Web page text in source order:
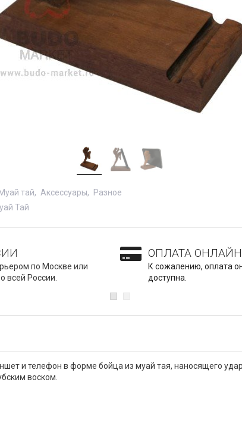
тай Аксессуары Разное
Тай
по Москве или
всей России.
ОПЛАТА ОНЛАЙН
К сожалению, оплата
доступна.
и телефон в форме бойца из муай тая, наносящего
воском.